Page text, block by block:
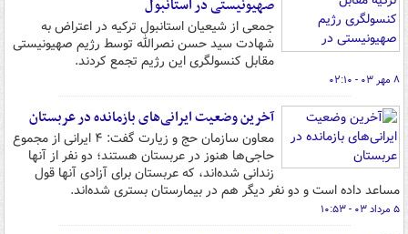
صهیونیستی در استانبول
جمعی از شیعیان استانبول ترکیه در اعتراض به
شهادت سید حسن نصرالله توسط رژیم صهیونیستی
مقابل کنسولگری این رژیم تجمع کردند.
۸ مهر ۰۳ - ۰۲:۱۰
آخرین وضعیت ایرانی‌های بازمانده در عربستان
معاون سازمان حج و زیارت گفت: ۴ ایرانی از مجموع
حاجی‌ها هنوز در عربستان هستند؛ دو نفر از آنها
زندانی شده‌اند، که عربستان برای آزادی آنها قول
مساعد داده است و دو نفر دیگر هم در بیمارستان بستری شده‌اند.
۵ مرداد ۰۳ - ۱۰:۵۳